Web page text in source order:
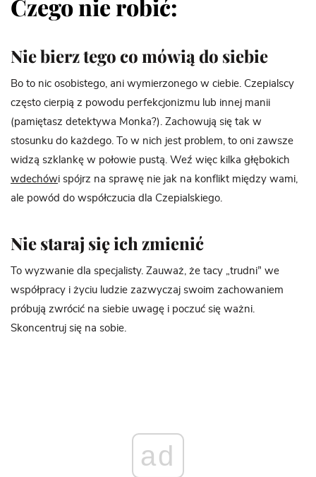
Czego nie robić:
Nie bierz tego co mówią do siebie
Bo to nic osobistego, ani wymierzonego w ciebie. Czepialscy
często cierpią z powodu perfekcjonizmu lub innej manii
(pamiętasz detektywa Monka?). Zachowują się tak w
stosunku do każdego. To w nich jest problem, to oni zawsze
widzą szklankę w połowie pustą. Weź więc kilka głębokich
wdechówi spójrz na sprawę nie jak na konflikt między wami,
ale powód do współczucia dla Czepialskiego.
Nie staraj się ich zmienić
To wyzwanie dla specjalisty. Zauważ, że tacy „trudni” we
współpracy i życiu ludzie zazwyczaj swoim zachowaniem
próbują zwrócić na siebie uwagę i poczuć się ważni.
Skoncentruj się na sobie.
ad